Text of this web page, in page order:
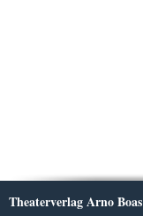
Theaterverlag Arno Boas